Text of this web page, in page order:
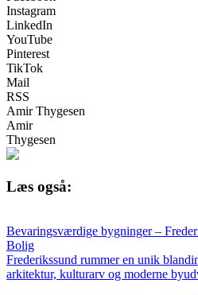
Instagram
LinkedIn
YouTube
Pinterest
TikTok
Mail
RSS
Amir Thygesen
Amir
Thygesen
Læs også:
Bevaringsværdige bygninger –
Bolig
Frederikssund rummer en unik
arkitektur, kulturarv og moderne